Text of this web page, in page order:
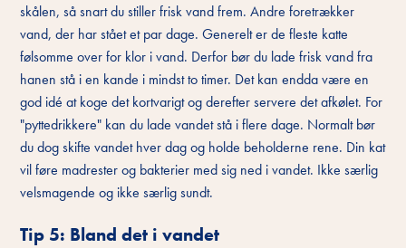
skålen, så snart du stiller frisk vand frem. Andre foretrækker
vand, der har stået et par dage. Generelt er de fleste katte
følsomme over for klor i vand. Derfor bør du lade frisk vand fra
hanen stå i en kande i mindst to timer. Det kan endda være en
god idé at koge det kortvarigt og derefter servere det afkølet. For
"pyttedrikkere" kan du lade vandet stå i flere dage. Normalt bør
du dog skifte vandet hver dag og holde beholderne rene. Din kat
vil føre madrester og bakterier med sig ned i vandet. Ikke særlig
velsmagende og ikke særlig sundt.
Tip 5: Bland det i vandet